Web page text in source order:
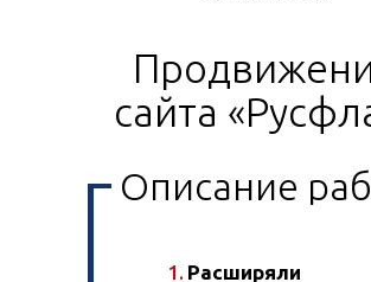
сайта
Описание
Расширяли